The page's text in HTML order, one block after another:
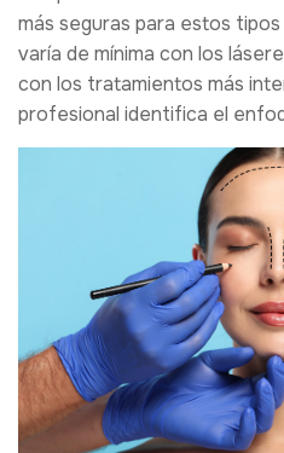
más seguras para estos
varía de mínima con los
con los tratamientos más
profesional identifica el